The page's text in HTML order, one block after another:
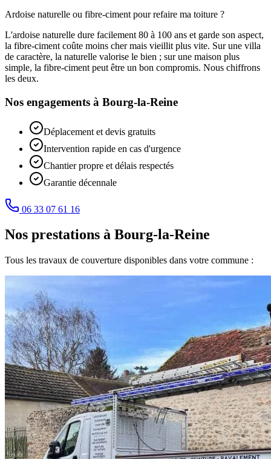
Ardoise naturelle ou fibre-ciment pour refaire ma toiture ?
L'ardoise naturelle dure facilement 80 à 100 ans et garde son aspect,
la fibre-ciment coûte moins cher mais vieillit plus vite. Sur une villa
de caractère, la naturelle valorise le bien ; sur une maison plus
simple, la fibre-ciment peut être un bon compromis. Nous chiffrons
les deux.
Nos engagements à Bourg-la-Reine
Déplacement et devis gratuits
Intervention rapide en cas d'urgence
Chantier propre et délais respectés
Garantie décennale
06 33 07 61 16
Nos prestations à Bourg-la-Reine
Tous les travaux de couverture disponibles dans votre commune :